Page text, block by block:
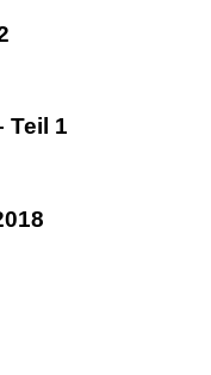
Teil 1